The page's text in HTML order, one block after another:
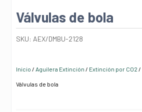
Válvulas de bola
SKU: AEX/DMBU-2128
Inicio /Aguilera Extinción / Extinción por CO2 /
Válvulas de bola